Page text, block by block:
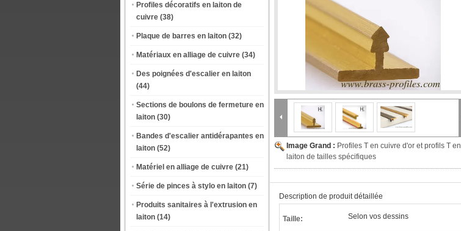
Profiles décoratifs en laiton de
cuivre (38)
Plaque de barres en laiton (32)
Matériaux en alliage de cuivre (34)
Des poignées d'escalier en laiton
(44)
Sections de boulons de fermeture en
laiton (30)
Bandes d'escalier antidérapantes en
laiton (52)
Matériel en alliage de cuivre (21)
Série de pinces à stylo en laiton (7)
Produits sanitaires à l'extrusion en
laiton (14)
Image Grand : Profiles T en cuivre d'or et profils T en
laiton de tailles spécifiques
Description de produit détaillée
Taille: Selon vos dessins